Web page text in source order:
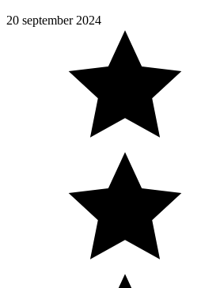
20 september 2024